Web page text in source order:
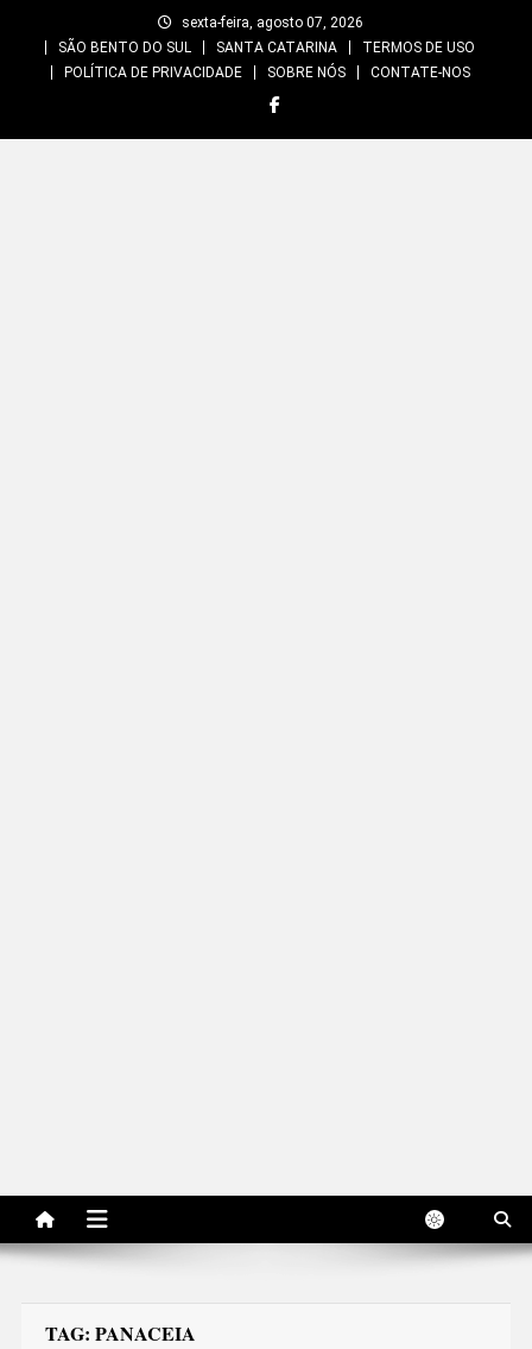
sexta-feira, agosto 07, 2026
SÃO BENTO DO SUL
SANTA CATARINA
TERMOS DE USO
POLÍTICA DE PRIVACIDADE
SOBRE NÓS CONTATE-NOS
TAG: PANACEIA